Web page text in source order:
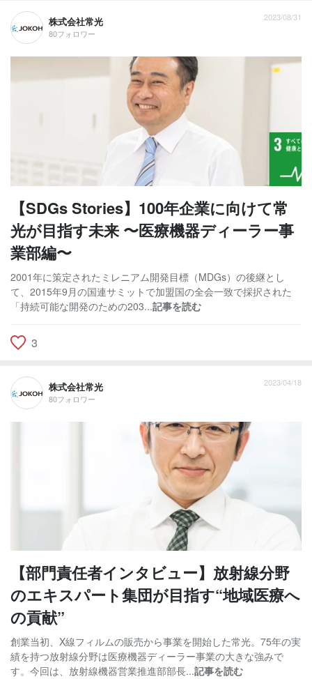
株式会社常光
80フォロワー
2023/08/31
【SDGs Stories】100年企業に向けて常
光が目指す未来 〜医療機器ディーラー事
業部編〜
2001年に策定されたミレニアム開発目標（MDGs）の後継とし
て、2015年9月の国連サミットで加盟国の全会一致で採択された
「持続可能な開発のための203...記事を読む
3
株式会社常光
80フォロワー
2023/04/18
【部門責任者インタビュー】放射線分野
のエキスパート集団が目指す“地域医療へ
の貢献”
創業当初、X線フィルムの販売から事業を開始した常光。75年の実
績を持つ放射線分野は医療機器ディーラー事業の大きな強みで
す。今回は、放射線機器営業推進部部長...記事を読む